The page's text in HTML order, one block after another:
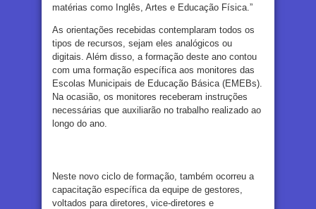
matérias como Inglês, Artes e Educação Física.”
As orientações recebidas contemplaram todos os
tipos de recursos, sejam eles analógicos ou
digitais. Além disso, a formação deste ano contou
com uma formação específica aos monitores das
Escolas Municipais de Educação Básica (EMEBs).
Na ocasião, os monitores receberam instruções
necessárias que auxiliarão no trabalho realizado ao
longo do ano.
Neste novo ciclo de formação, também ocorreu a
capacitação específica da equipe de gestores,
voltados para diretores, vice-diretores e